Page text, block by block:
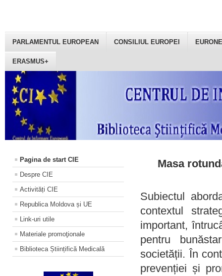
PARLAMENTUL EUROPEAN CONSILIUL EUROPEI
ERASMUS+
Pagina de start CIE
Despre CIE
Activități CIE
Republica Moldova și UE
Link-uri utile
Materiale promoţionale
Biblioteca Științifică Medicală
Masa
Subiectul
contextul
important,
pentru
societății. În
prevenției și